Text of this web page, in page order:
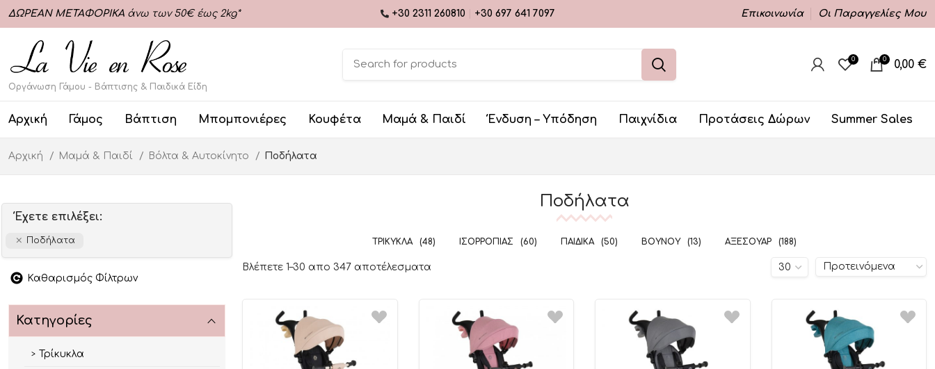
ΔΩΡΕΑΝ ΜΕΤΑΦΟΡΙΚΑ άνω των 50€ έως 2kg* +30 2311 260810 +30 697 641 7097 Επικοινωνία Οι Παραγγελίες Μου
Οργάνωση Γάμου - Βάπτισης & Παιδικά Είδη
0 0 0,00 €
Αρχική Γάμος Βάπτιση Μπομπονιέρες Κουφέτα Μαμά & Παιδί Ένδυση – Υπόδηση Παιχνίδια Προτάσεις Δώρων Summer Sales
Αρχική Μαμά & Παιδί Βόλτα & Αυτοκίνητο Ποδήλατα
Έχετε επιλέξει:
Ποδήλατα
Καθαρισμός Φίλτρων
Κατηγορίες
Τρίκυκλα
Ποδήλατα
ΤΡΊΚΥΚΛΑ (48) ΙΣΟΡΡΟΠΊΑΣ (60) ΠΑΙΔΙΚΆ (50) ΒΟΥΝΟΎ (13) ΑΞΕΣΟΥΆΡ (188)
Βλέπετε 1–30 απο 347 αποτέλεσματα